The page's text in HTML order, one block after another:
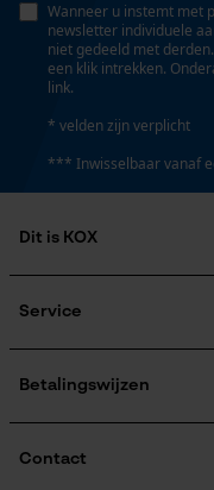
Wanneer u instemt met
newsletter individuele
niet gedeeld met
een klik intrekken.
link.
* velden zijn verplicht
*** Inwisselbaar vanaf
Dit is KOX
Maatschappelijke
Aanmelding nieuwsbrief
Service
KOX catalogus
Verzendkosteninformatie
Betalingswijzen
Contact